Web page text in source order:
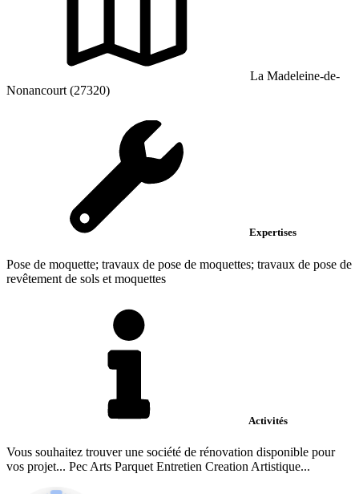
La Madeleine-de-
Nonancourt (27320)
Expertises
Pose de moquette; travaux de pose de moquettes; travaux de pose de
revêtement de sols et moquettes
Activités
Vous souhaitez trouver une société de rénovation disponible pour
vos projet... Pec Arts Parquet Entretien Creation Artistique...